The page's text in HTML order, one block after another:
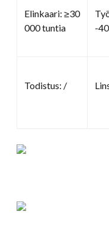
Elinkaari: ≥30
000 tuntia
-
Todistus: /